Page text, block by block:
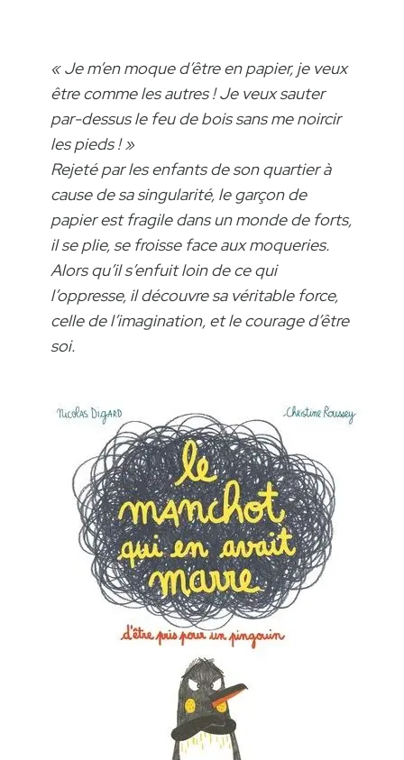
« Je m’en moque d’être en papier, je veux
être comme les autres ! Je veux sauter
par-dessus le feu de bois sans me noircir
les pieds ! »
Rejeté par les enfants de son quartier à
cause de sa singularité, le garçon de
papier est fragile dans un monde de forts,
il se plie, se froisse face aux moqueries.
Alors qu’il s’enfuit loin de ce qui
l’oppresse, il découvre sa véritable force,
celle de l’imagination, et le courage d’être
soi.